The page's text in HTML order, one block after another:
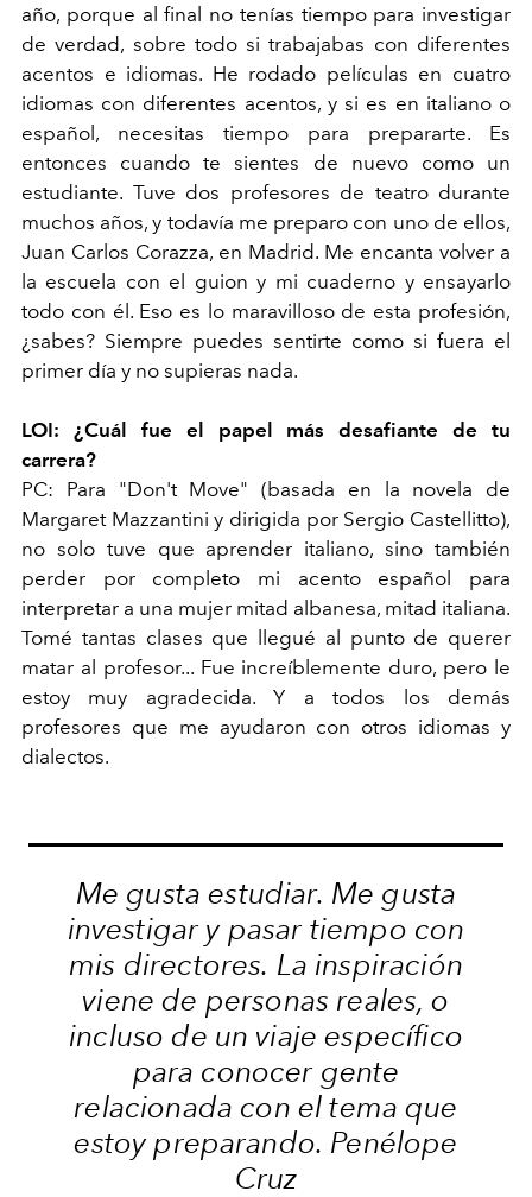
año, porque al final no tenías tiempo para investigar
de verdad, sobre todo si trabajabas con diferentes
acentos e idiomas. He rodado películas en cuatro
idiomas con diferentes acentos, y si es en italiano o
español, necesitas tiempo para prepararte. Es
entonces cuando te sientes de nuevo como un
estudiante. Tuve dos profesores de teatro durante
muchos años, y todavía me preparo con uno de ellos,
Juan Carlos Corazza, en Madrid. Me encanta volver a
la escuela con el guion y mi cuaderno y ensayarlo
todo con él. Eso es lo maravilloso de esta profesión,
¿sabes? Siempre puedes sentirte como si fuera el
primer día y no supieras nada.
LOI: ¿Cuál fue el papel más desafiante de tu
carrera?
PC: Para "Don't Move" (basada en la novela de
Margaret Mazzantini y dirigida por Sergio Castellitto),
no solo tuve que aprender italiano, sino también
perder por completo mi acento español para
interpretar a una mujer mitad albanesa, mitad italiana.
Tomé tantas clases que llegué al punto de querer
matar al profesor... Fue increíblemente duro, pero le
estoy muy agradecida. Y a todos los demás
profesores que me ayudaron con otros idiomas y
dialectos.
Me gusta estudiar. Me gusta
investigar y pasar tiempo con
mis directores. La inspiración
viene de personas reales, o
incluso de un viaje específico
para conocer gente
relacionada con el tema que
estoy preparando. Penélope
Cruz